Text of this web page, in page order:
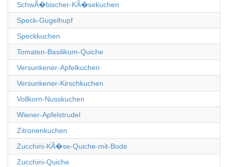
SchwÃ�bischer-KÃ�sekuchen
Speck-Gugelhupf
Speckkuchen
Tomaten-Basilikum-Quiche
Versunkener-Apfelkuchen
Versunkener-Kirschkuchen
Vollkorn-Nusskuchen
Wiener-Apfelstrudel
Zitronenkuchen
Zucchini-KÃ�se-Quiche-mit-Bode
Zucchini-Quiche